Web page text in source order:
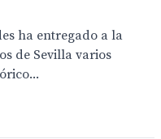
ha entregado a la
de Sevilla varios